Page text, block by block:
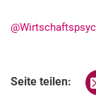
Seite teilen: